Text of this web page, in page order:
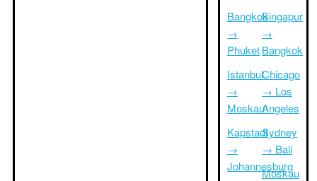
Bangkok
→
Phuket
Istanbul
→
Moskau
Kapstadt
→
Johannesburg
Singapur
→
Bangkok
Chicago
→ Los
Angeles
Sydney
→ Bali
Moskau